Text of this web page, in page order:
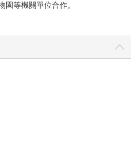
園等機關單位合作。